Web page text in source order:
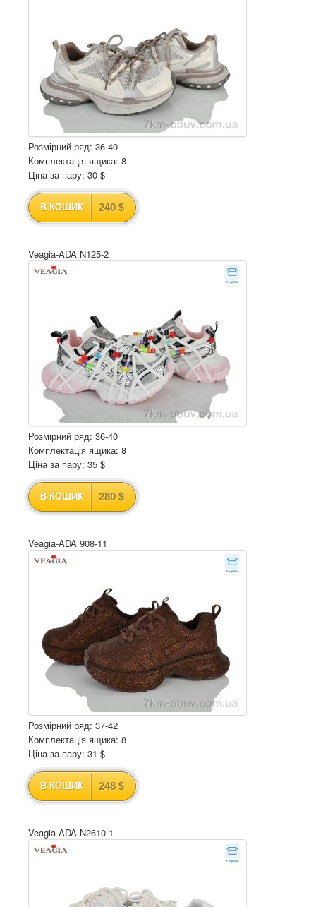
Розмірний ряд: 36-40
Комплектація ящика: 8
Ціна за пару: 30 $
В КОШИК 240 $
Veagia-ADA N125-2
Розмірний ряд: 36-40
Комплектація ящика: 8
Ціна за пару: 35 $
В КОШИК 280 $
Veagia-ADA 908-11
Розмірний ряд: 37-42
Комплектація ящика: 8
Ціна за пару: 31 $
В КОШИК 248 $
Veagia-ADA N2610-1